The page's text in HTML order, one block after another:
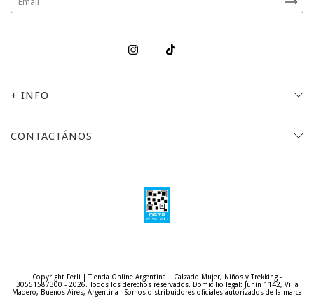
+ INFO
CONTACTÁNOS
Copyright Ferli | Tienda Online Argentina | Calzado Mujer, Niños y Trekking -
30551587300 - 2026. Todos los derechos reservados.